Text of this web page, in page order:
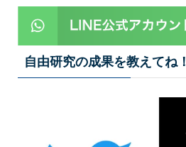
自由研究の成果を教えてね！